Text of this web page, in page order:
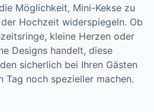
Möglichkeit, Mini-Kekse zu
Hochzeit widerspiegeln. Ob
kleine Herzen oder
Designs handelt, diese
sicherlich bei Ihren Gästen
Tag noch spezieller machen.